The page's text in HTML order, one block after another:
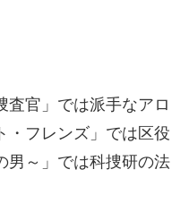
官」では派手なアロ
・フレンズ」では区役
男～」では科捜研の法